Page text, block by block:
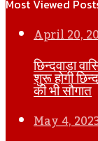
Most Viewed
April 20,
छिन्दवाड़ा
शुरू होगी
की भी सौगात
May 4,